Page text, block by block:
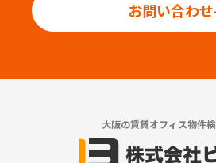
お問い合わせ
大阪の賃貸オフィス物件